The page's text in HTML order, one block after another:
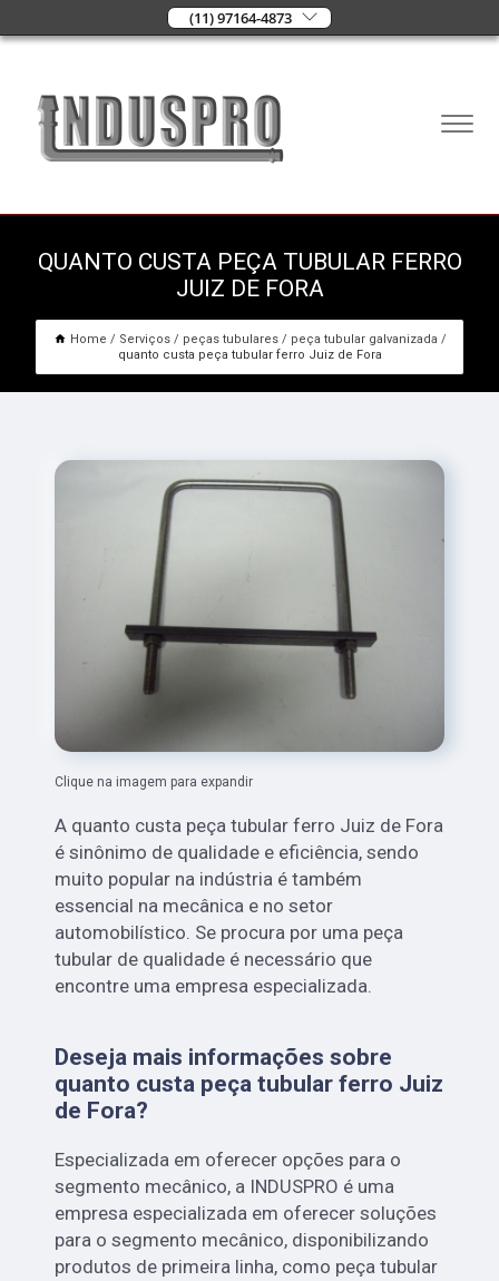
(11) 97164-4873
QUANTO CUSTA PEÇA TUBULAR FERRO
JUIZ DE FORA
Home Serviços peças tubulares
peça tubular galvanizada
quanto custa peça tubular ferro Juiz de Fora
Clique na imagem para expandir
A quanto custa peça tubular ferro Juiz de Fora
é sinônimo de qualidade e eficiência, sendo
muito popular na indústria é também
essencial na mecânica e no setor
automobilístico. Se procura por uma peça
tubular de qualidade é necessário que
encontre uma empresa especializada.
Deseja mais informações sobre
quanto custa peça tubular ferro Juiz
de Fora?
Especializada em oferecer opções para o
segmento mecânico, a INDUSPRO é uma
empresa especializada em oferecer soluções
para o segmento mecânico, disponibilizando
produtos de primeira linha, como peça tubular